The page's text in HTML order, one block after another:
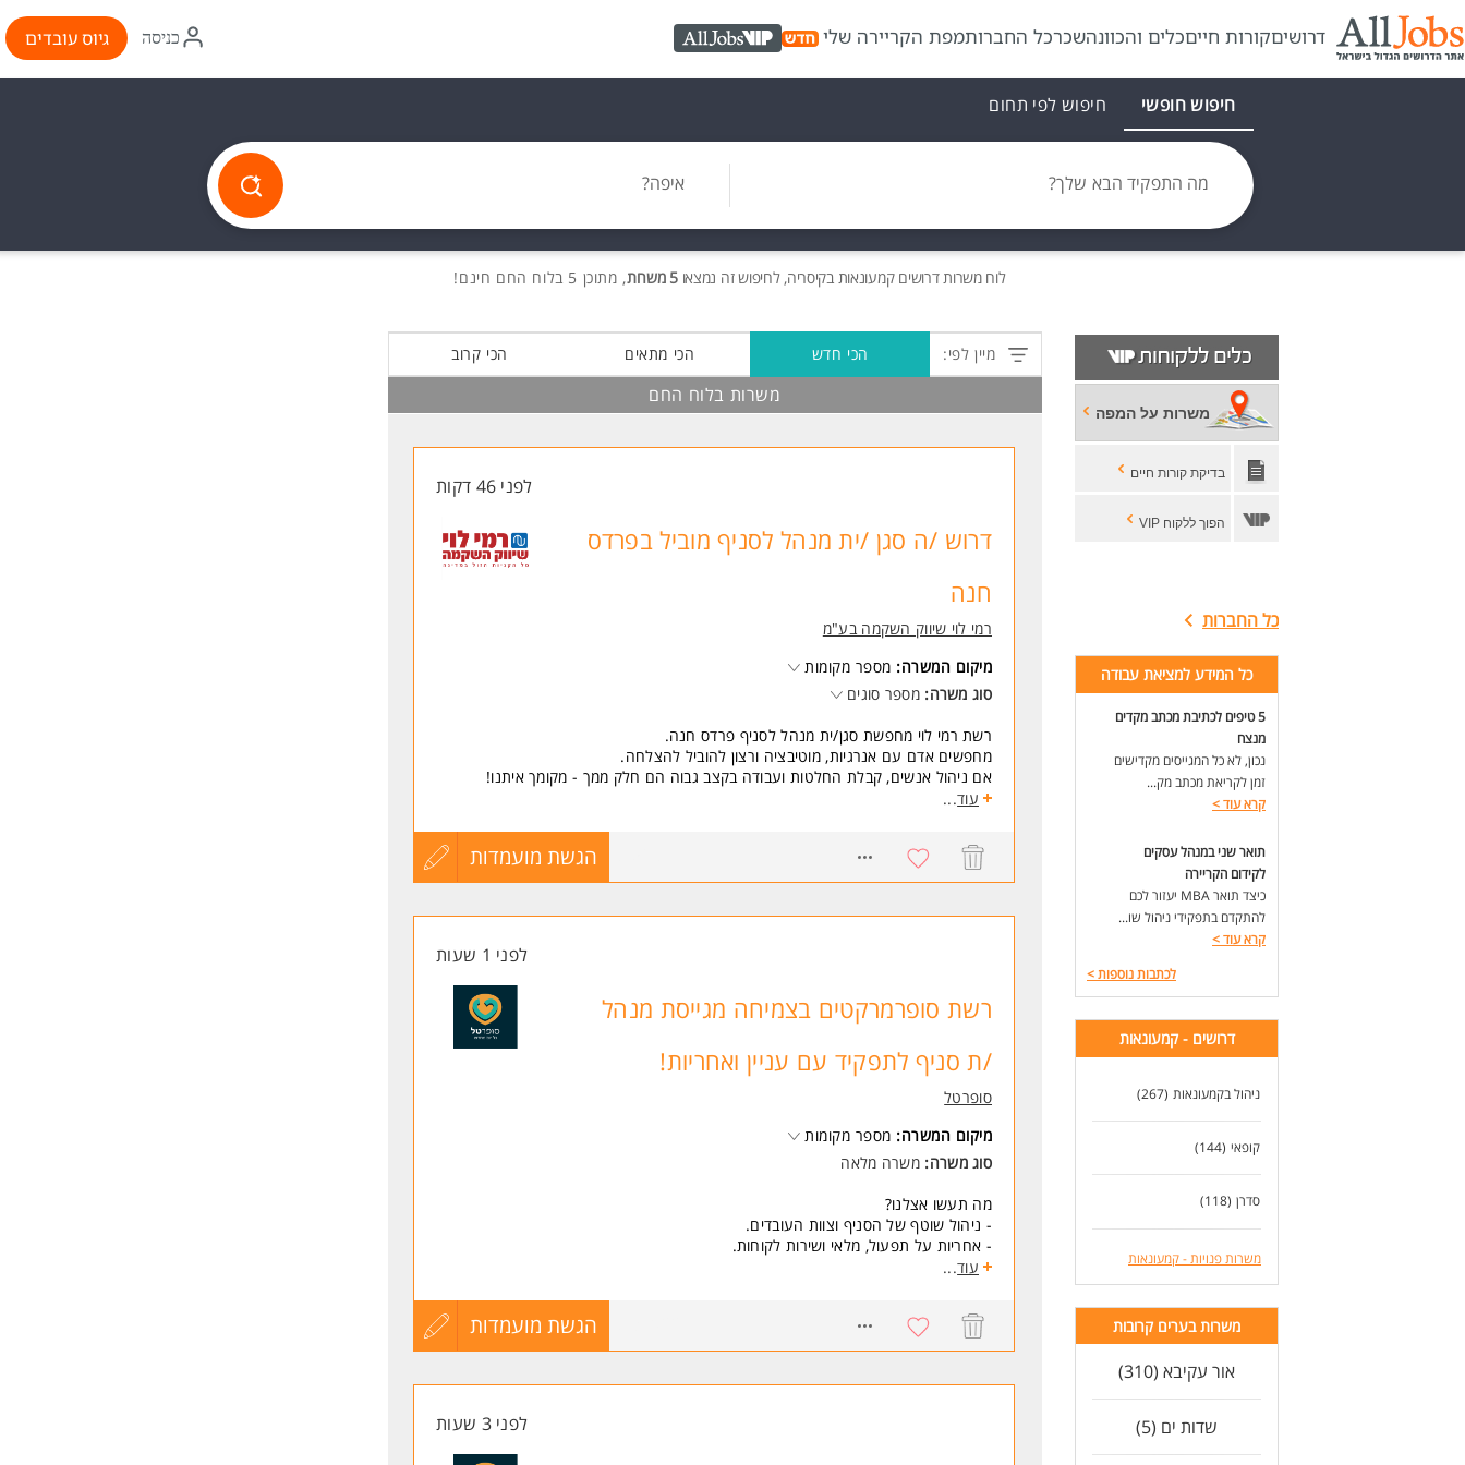
דרושיםקורות חייםכלים והכוונהשכרכל החברותמפת הקריירה שלי AllJobs VIP
איקון
התחברות
כניסה גיוס עובדים
חיפוש חופשי חיפוש לפי תחום
מה התפקיד הבא שלך? איפה?
לוח משרותדרושים קמעונאות בקיסריה, לחיפוש זה נמצאו5 משרות , מתוכן 5 בלוח החם חינם!
משרות על המפה
בדיקת קורות חיים
הפוך ללקוח VIP
כל החברות
כל המידע למציאת עבודה
5 טיפים לכתיבת מכתב מקדים
מנצח
נכון, לא כל המגייסים מקדישים
זמן לקריאת מכתב מק...
קרא עוד>
תואר שני במנהל עסקים
לקידום הקריירה
כיצד תואר MBA יעזור לכם
להתקדם בתפקידי ניהול שו...
קרא עוד>
לכתבות נוספות>
דרושים - קמעונאות
ניהול בקמעונאות (267)
קופאי (144)
סדרן (118)
משרות פנויות - קמעונאות
משרות בערים קרובות
אור עקיבא (310)
שדות ים (5)
מיין לפי: הכי חדש הכי מתאים הכי קרוב
משרות בלוח החם
לפני 46 דקות
דרוש /ה סגן /ית מנהל לסניף מוביל בפרדס
חנה
רמי לוי שיווק השקמה בע"מ
מיקום המשרה: מספר מקומות
סוג משרה: מספר סוגים
רשת רמי לוי מחפשת סגן/ית מנהל לסניף פרדס חנה.
מחפשים אדם עם אנרגיות, מוטיבציה ורצון להוביל להצלחה.
אם ניהול אנשים, קבלת החלטות ועבודה בקצב גבוה הם חלק ממך - מקומך איתנו!
התפקיד כולל:
אחריות על השירות, המכירות ונראות הסניף.
עבודה בשיתוף פעולה עם מנהל הסניף והובלת תהליכים
דרישות:
* נכונות לעבודה במשמרות. המשרה מיועדת לנשים ולגברים כאחד.
עוד...
הגשת מועמדות
עדכון
לפני 1 שעות
רשת סופרמרקטים בצמיחה מגייסת מנהל
/ת סניף לתפקיד עם עניין ואחריות!
סופרטל
מיקום המשרה: מספר מקומות
סוג משרה: משרה מלאה
מה תעשו אצלנו?
- ניהול שוטף של הסניף וצוות העובדים.
- אחריות על תפעול, מלאי ושירות לקוחות.
- הובלת הצוות להישגים ויצירת אווירה עבודה נעימה.
מה מחכה לכם?
- תנאים מעולים למתאימים.
- אפשרויות קידום אמיתיות בתוך הרשת.
עוד...
הגשת מועמדות
עדכון
לפני 3 שעות